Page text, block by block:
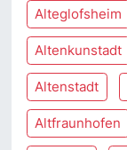
Alteglofsheim
Altenkunstadt
Altenstadt
Altfraunhofen